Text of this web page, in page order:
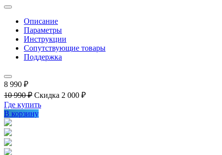
Описание
Параметры
Инструкции
Сопутствующие товары
Поддержка
8 990 ₽
10 990 ₽ Скидка 2 000 ₽
Где купить
В корзину